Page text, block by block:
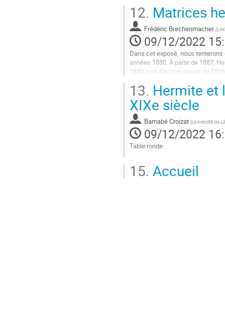
Aller
à
la
page
de
la
contribution
12. Matrices
Frédéric Brechenmacher (
09/12/2022
Dans cet exposé, nous
années 1880. À partir de 1887,
1880, son élection datant de
Aller
à
la
page
de
la
contribution
13. Hermite et
XIXe siècle
Barnabé Croizat (Université de
09/12/2022
Table ronde
à
15. Accueil